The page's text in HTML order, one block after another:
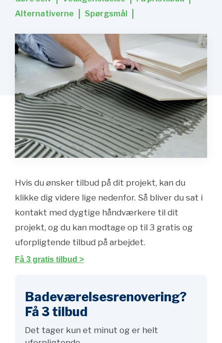
Alternativerne
Spørgsmål
Hvis du ønsker tilbud på dit projekt, kan du
klikke dig videre lige nedenfor. Så bliver du sat i
kontakt med dygtige håndværkere til dit
projekt, og du kan modtage op til 3 gratis og
uforpligtende tilbud på arbejdet.
Få 3 gratis tilbud >
Badeværelsesrenovering?
Få 3 tilbud
Det tager kun et minut og er helt